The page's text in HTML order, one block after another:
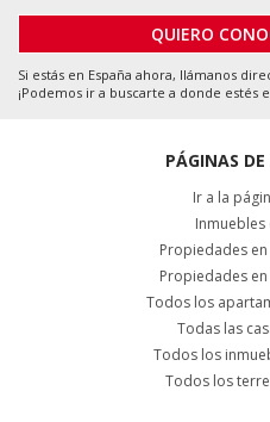
QUIERO
Si estás en España ahora, llámanos
¡Podemos ir a buscarte a donde estés
PÁGINAS DE
Ir a la
Inmuebles
Propiedades
Propiedades
Todos los
Todas las
Todos los
Todos los